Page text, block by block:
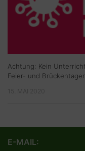
Achtung: Kein
Feier- und
E-MAIL: